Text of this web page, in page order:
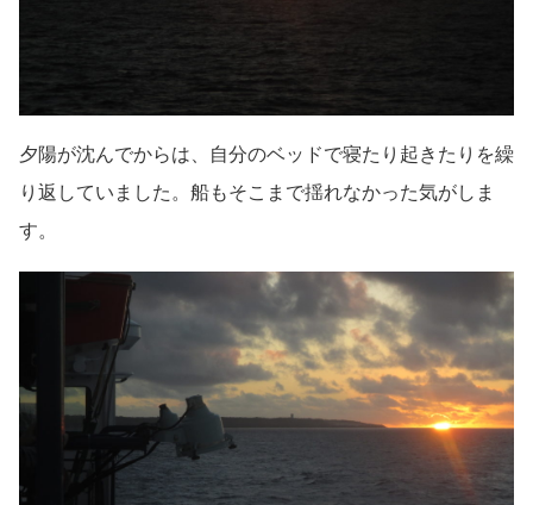
夕陽が沈んでからは、自分のベッドで寝たり起きたりを繰
り返していました。船もそこまで揺れなかった気がしま
す。